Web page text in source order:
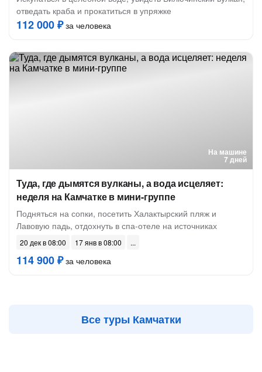
отведать краба и прокатиться в упряжке
112 000 ₽за человека
На машине
7 дней
Туда, где дымятся вулканы, а вода исцеляет:
неделя на Камчатке в мини-группе
Подняться на сопки, посетить Халактырский пляж и
Лавовую падь, отдохнуть в спа-отеле на источниках
20 дек в 08:00 17 янв в 08:00
114 900 ₽за человека
Все туры Камчатки